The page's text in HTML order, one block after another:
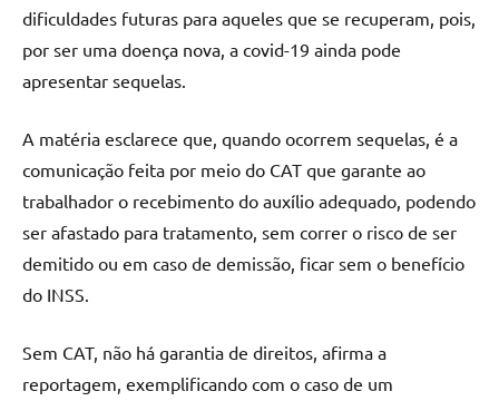
dificuldades futuras para aqueles que se recuperam, pois,
por ser uma doença nova, a covid-19 ainda pode
apresentar sequelas.
A matéria esclarece que, quando ocorrem sequelas, é a
comunicação feita por meio do CAT que garante ao
trabalhador o recebimento do auxílio adequado, podendo
ser afastado para tratamento, sem correr o risco de ser
demitido ou em caso de demissão, ficar sem o benefício
do INSS.
Sem CAT, não há garantia de direitos, afirma a
reportagem, exemplificando com o caso de um